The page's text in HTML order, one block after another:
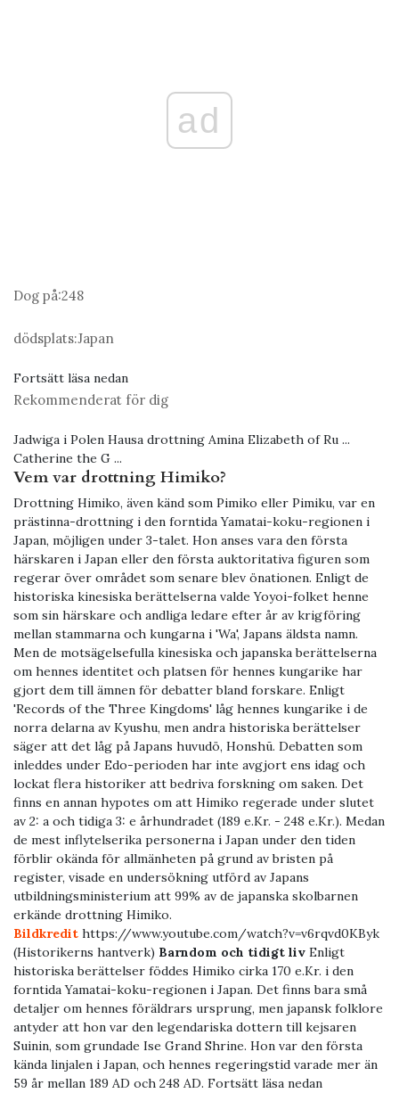
ad
Dog på:248
dödsplats:Japan
Fortsätt läsa nedan
Rekommenderat för dig
Jadwiga i Polen Hausa drottning Amina Elizabeth of Ru ...
Catherine the G ...
Vem var drottning Himiko?
Drottning Himiko, även känd som Pimiko eller Pimiku, var en
prästinna-drottning i den forntida Yamatai-koku-regionen i
Japan, möjligen under 3-talet. Hon anses vara den första
härskaren i Japan eller den första auktoritativa figuren som
regerar över området som senare blev önationen. Enligt de
historiska kinesiska berättelserna valde Yoyoi-folket henne
som sin härskare och andliga ledare efter år av krigföring
mellan stammarna och kungarna i 'Wa', Japans äldsta namn.
Men de motsägelsefulla kinesiska och japanska berättelserna
om hennes identitet och platsen för hennes kungarike har
gjort dem till ämnen för debatter bland forskare. Enligt
'Records of the Three Kingdoms' låg hennes kungarike i de
norra delarna av Kyushu, men andra historiska berättelser
säger att det låg på Japans huvudö, Honshū. Debatten som
inleddes under Edo-perioden har inte avgjort ens idag och
lockat flera historiker att bedriva forskning om saken. Det
finns en annan hypotes om att Himiko regerade under slutet
av 2: a och tidiga 3: e århundradet (189 e.Kr. - 248 e.Kr.). Medan
de mest inflytelserika personerna i Japan under den tiden
förblir okända för allmänheten på grund av bristen på
register, visade en undersökning utförd av Japans
utbildningsministerium att 99% av de japanska skolbarnen
erkände drottning Himiko.
Bildkredit https://www.youtube.com/watch?v=v6rqvd0KByk
(Historikerns hantverk) Barndom och tidigt liv Enligt
historiska berättelser föddes Himiko cirka 170 e.Kr. i den
forntida Yamatai-koku-regionen i Japan. Det finns bara små
detaljer om hennes föräldrars ursprung, men japansk folklore
antyder att hon var den legendariska dottern till kejsaren
Suinin, som grundade Ise Grand Shrine. Hon var den första
kända linjalen i Japan, och hennes regeringstid varade mer än
59 år mellan 189 AD och 248 AD. Fortsätt läsa nedan